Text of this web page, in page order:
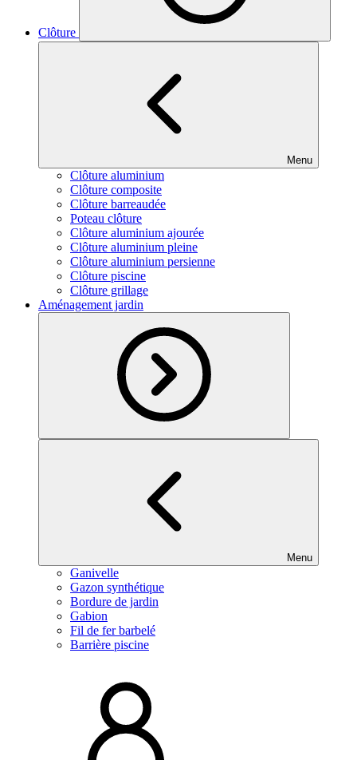
Clôture
Menu
Clôture aluminium
Clôture composite
Clôture barreaudée
Poteau clôture
Clôture aluminium ajourée
Clôture aluminium pleine
Clôture aluminium persienne
Clôture piscine
Clôture grillage
Aménagement jardin
Menu
Ganivelle
Gazon synthétique
Bordure de jardin
Gabion
Fil de fer barbelé
Barrière piscine